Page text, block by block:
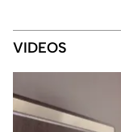
VIDEOS